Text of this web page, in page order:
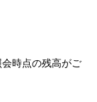
時点の残高がご